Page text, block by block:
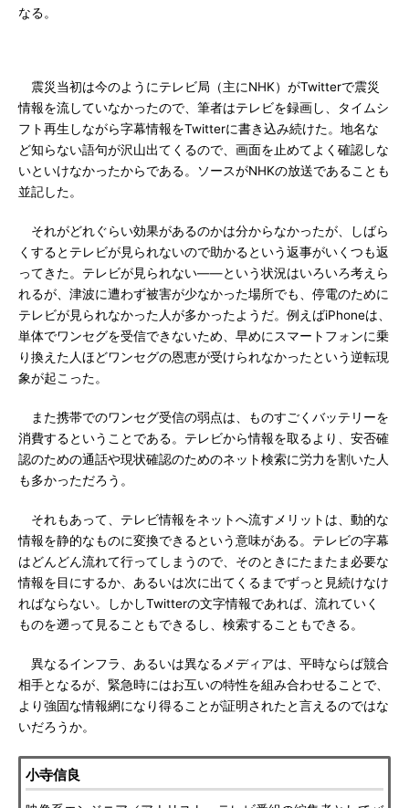
なる。
震災当初は今のようにテレビ局（主にNHK）がTwitterで震災
情報を流していなかったので、筆者はテレビを録画し、タイムシ
フト再生しながら字幕情報をTwitterに書き込み続けた。地名な
ど知らない語句が沢山出てくるので、画面を止めてよく確認しな
いといけなかったからである。ソースがNHKの放送であることも
並記した。
それがどれぐらい効果があるのかは分からなかったが、しばら
くするとテレビが見られないので助かるという返事がいくつも返
ってきた。テレビが見られない――という状況はいろいろ考えら
れるが、津波に遭わず被害が少なかった場所でも、停電のために
テレビが見られなかった人が多かったようだ。例えばiPhoneは、
単体でワンセグを受信できないため、早めにスマートフォンに乗
り換えた人ほどワンセグの恩恵が受けられなかったという逆転現
象が起こった。
また携帯でのワンセグ受信の弱点は、ものすごくバッテリーを
消費するということである。テレビから情報を取るより、安否確
認のための通話や現状確認のためのネット検索に労力を割いた人
も多かっただろう。
それもあって、テレビ情報をネットへ流すメリットは、動的な
情報を静的なものに変換できるという意味がある。テレビの字幕
はどんどん流れて行ってしまうので、そのときにたまたま必要な
情報を目にするか、あるいは次に出てくるまでずっと見続けなけ
ればならない。しかしTwitterの文字情報であれば、流れていく
ものを遡って見ることもできるし、検索することもできる。
異なるインフラ、あるいは異なるメディアは、平時ならば競合
相手となるが、緊急時にはお互いの特性を組み合わせることで、
より強固な情報網になり得ることが証明されたと言えるのではな
いだろうか。
小寺信良